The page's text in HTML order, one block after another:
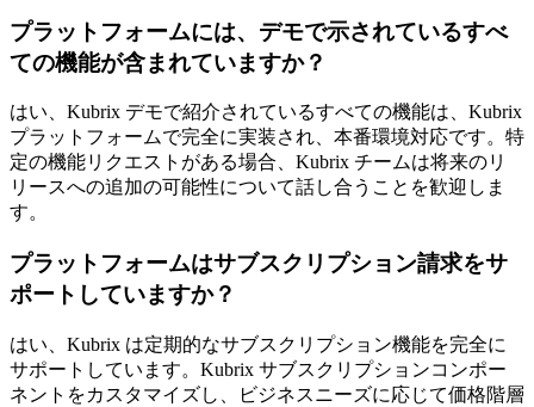
プラットフォームには、デモで示されているすべ
ての機能が含まれていますか？
はい、Kubrix デモで紹介されているすべての機能は、Kubrix
プラットフォームで完全に実装され、本番環境対応です。特
定の機能リクエストがある場合、Kubrix チームは将来のリ
リースへの追加の可能性について話し合うことを歓迎しま
す。
プラットフォームはサブスクリプション請求をサ
ポートしていますか？
はい、Kubrix は定期的なサブスクリプション機能を完全に
サポートしています。Kubrix サブスクリプションコンポー
ネントをカスタマイズし、ビジネスニーズに応じて価格階層